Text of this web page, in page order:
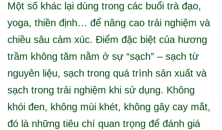
Một số khác lại dùng trong các buổi trà đạo,
yoga, thiền định… để nâng cao trải nghiệm và
chiều sâu cảm xúc. Điểm đặc biệt của hương
trầm không tăm nằm ở sự “sạch” – sạch từ
nguyên liệu, sạch trong quá trình sản xuất và
sạch trong trải nghiệm khi sử dụng. Không
khói đen, không mùi khét, không gây cay mắt,
đó là những tiêu chí quan trọng để đánh giá